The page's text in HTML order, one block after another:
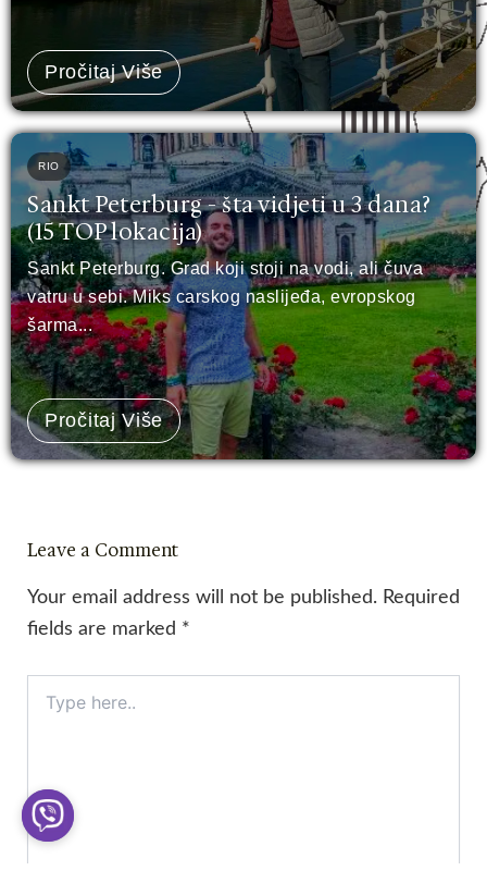
Pročitaj Više
RIO
Sankt Peterburg - šta vidjeti u 3 dana?
(15 TOP lokacija)
Sankt Peterburg. Grad koji stoji na vodi, ali čuva
vatru u sebi. Miks carskog naslijeđa, evropskog
šarma...
Pročitaj Više
Leave a Comment
Your email address will not be published. Required
fields are marked *
here..